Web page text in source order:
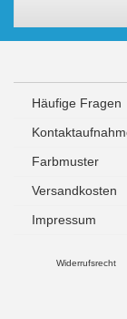
Häufige Fragen
Farbmuster
Versandkosten
Impressum
Widerrufsrecht